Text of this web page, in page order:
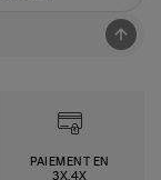
PAIEMENT EN
3X,4X